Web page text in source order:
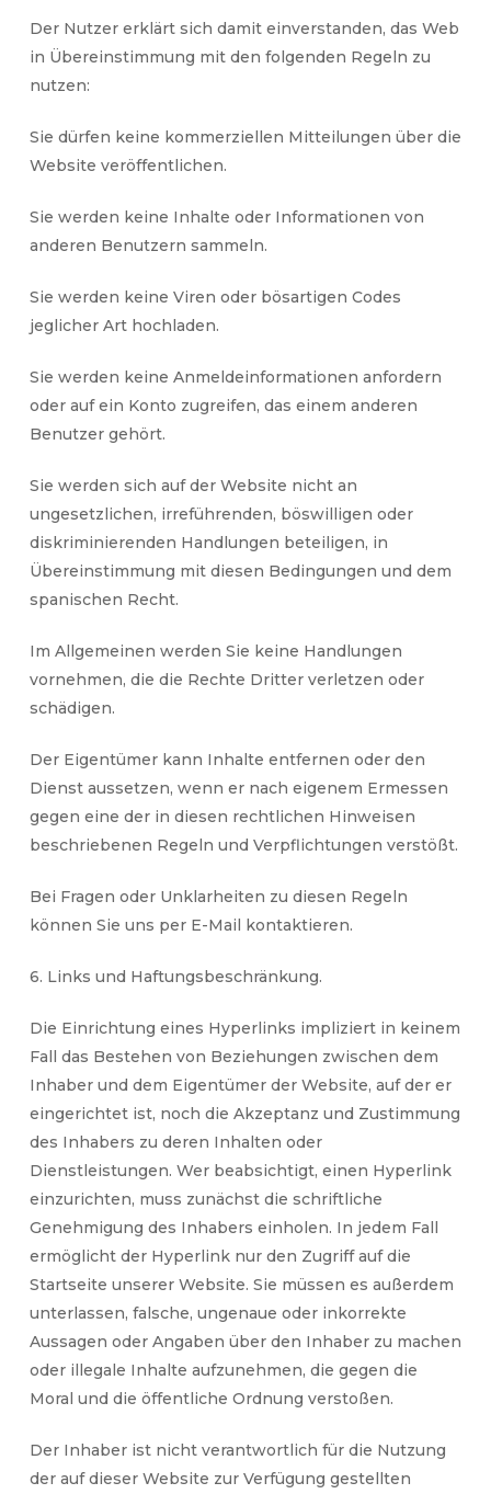
Der Nutzer erklärt sich damit einverstanden, das Web
in Übereinstimmung mit den folgenden Regeln zu
nutzen:
Sie dürfen keine kommerziellen Mitteilungen über die
Website veröffentlichen.
Sie werden keine Inhalte oder Informationen von
anderen Benutzern sammeln.
Sie werden keine Viren oder bösartigen Codes
jeglicher Art hochladen.
Sie werden keine Anmeldeinformationen anfordern
oder auf ein Konto zugreifen, das einem anderen
Benutzer gehört.
Sie werden sich auf der Website nicht an
ungesetzlichen, irreführenden, böswilligen oder
diskriminierenden Handlungen beteiligen, in
Übereinstimmung mit diesen Bedingungen und dem
spanischen Recht.
Im Allgemeinen werden Sie keine Handlungen
vornehmen, die die Rechte Dritter verletzen oder
schädigen.
Der Eigentümer kann Inhalte entfernen oder den
Dienst aussetzen, wenn er nach eigenem Ermessen
gegen eine der in diesen rechtlichen Hinweisen
beschriebenen Regeln und Verpflichtungen verstößt.
Bei Fragen oder Unklarheiten zu diesen Regeln
können Sie uns per E-Mail kontaktieren.
6. Links und Haftungsbeschränkung.
Die Einrichtung eines Hyperlinks impliziert in keinem
Fall das Bestehen von Beziehungen zwischen dem
Inhaber und dem Eigentümer der Website, auf der er
eingerichtet ist, noch die Akzeptanz und Zustimmung
des Inhabers zu deren Inhalten oder
Dienstleistungen. Wer beabsichtigt, einen Hyperlink
einzurichten, muss zunächst die schriftliche
Genehmigung des Inhabers einholen. In jedem Fall
ermöglicht der Hyperlink nur den Zugriff auf die
Startseite unserer Website. Sie müssen es außerdem
unterlassen, falsche, ungenaue oder inkorrekte
Aussagen oder Angaben über den Inhaber zu machen
oder illegale Inhalte aufzunehmen, die gegen die
Moral und die öffentliche Ordnung verstoßen.
Der Inhaber ist nicht verantwortlich für die Nutzung
der auf dieser Website zur Verfügung gestellten